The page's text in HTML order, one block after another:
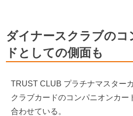
ダイナースクラブのコ
ドとしての側面も
TRUST CLUB プラチナマスター
クラブカードのコンパニオンカー
合わせている。